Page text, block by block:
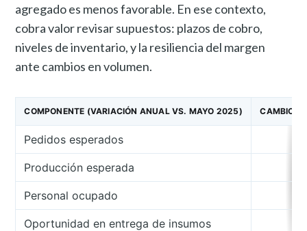
agregado es menos favorable. En ese contexto,
cobra valor revisar supuestos: plazos de cobro,
niveles de inventario, y la resiliencia del margen
ante cambios en volumen.
COMPONENTE (VARIACIÓN ANUAL VS. MAYO 2025) CAMBIO
Pedidos esperados
Producción esperada
Personal ocupado
Oportunidad en entrega de insumos